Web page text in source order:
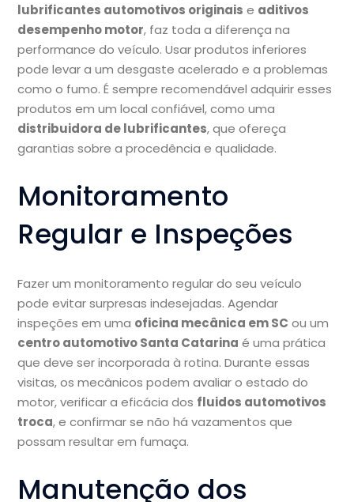
lubrificantes automotivos originais e aditivos
desempenho motor, faz toda a diferença na
performance do veículo. Usar produtos inferiores
pode levar a um desgaste acelerado e a problemas
como o fumo. É sempre recomendável adquirir esses
produtos em um local confiável, como uma
distribuidora de lubrificantes, que ofereça
garantias sobre a procedência e qualidade.
Monitoramento
Regular e Inspeções
Fazer um monitoramento regular do seu veículo
pode evitar surpresas indesejadas. Agendar
inspeções em uma oficina mecânica em SC ou um
centro automotivo Santa Catarina é uma prática
que deve ser incorporada à rotina. Durante essas
visitas, os mecânicos podem avaliar o estado do
motor, verificar a eficácia dos fluidos automotivos
troca, e confirmar se não há vazamentos que
possam resultar em fumaça.
Manutenção dos